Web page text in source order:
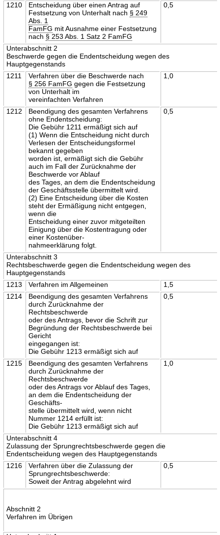
1210
Entscheidung über einen Antrag auf
Festsetzung von Unterhalt nach § 249
Abs. 1
FamFG mit Ausnahme einer Festsetzung
nach § 253 Abs. 1 Satz 2 FamFG
0,5
Unterabschnitt 2
Beschwerde gegen die Endentscheidung wegen des
Hauptgegenstands
1211
Verfahren über die Beschwerde nach
§ 256 FamFG gegen die Festsetzung
von Unterhalt im
vereinfachten Verfahren
1,0
1212
Beendigung des gesamten Verfahrens
ohne Endentscheidung:
Die Gebühr 1211 ermäßigt sich auf
(1) Wenn die Entscheidung nicht durch
Verlesen der Entscheidungsformel
bekannt gegeben
worden ist, ermäßigt sich die Gebühr
auch im Fall der Zurücknahme der
Beschwerde vor Ablauf
des Tages, an dem die Endentscheidung
der Geschäftsstelle übermittelt wird.
(2) Eine Entscheidung über die Kosten
steht der Ermäßigung nicht entgegen,
wenn die
Entscheidung einer zuvor mitgeteilten
Einigung über die Kostentragung oder
einer Kostenüber-
nahmeerklärung folgt.
0,5
Unterabschnitt 3
Rechtsbeschwerde gegen die Endentscheidung wegen des
Hauptgegenstands
1213
Verfahren im Allgemeinen
1,5
1214
Beendigung des gesamten Verfahrens
durch Zurücknahme der
Rechtsbeschwerde
oder des Antrags, bevor die Schrift zur
Begründung der Rechtsbeschwerde bei
Gericht
eingegangen ist:
Die Gebühr 1213 ermäßigt sich auf
0,5
1215
Beendigung des gesamten Verfahrens
durch Zurücknahme der
Rechtsbeschwerde
oder des Antrags vor Ablauf des Tages,
an dem die Endentscheidung der
Geschäfts-
stelle übermittelt wird, wenn nicht
Nummer 1214 erfüllt ist:
Die Gebühr 1213 ermäßigt sich auf
1,0
Unterabschnitt 4
Zulassung der Sprungrechtsbeschwerde gegen die
Endentscheidung wegen des Hauptgegenstands
1216
Verfahren über die Zulassung der
Sprungrechtsbeschwerde:
Soweit der Antrag abgelehnt wird
0,5
Abschnitt 2
Verfahren im Übrigen